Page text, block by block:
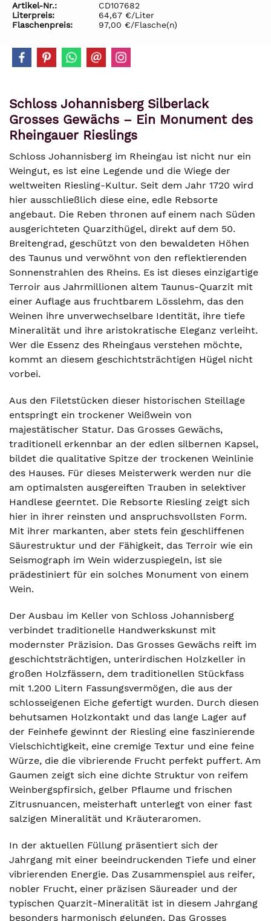
Artikel-Nr.:
CD107682
Literpreis:
64,67 €/Liter
Flaschenpreis:
97,00 €/Flasche(n)
Schloss Johannisberg Silberlack
Grosses Gewächs – Ein Monument des
Rheingauer Rieslings
Schloss Johannisberg im Rheingau ist nicht nur ein
Weingut, es ist eine Legende und die Wiege der
weltweiten Riesling-Kultur. Seit dem Jahr 1720 wird
hier ausschließlich diese eine, edle Rebsorte
angebaut. Die Reben thronen auf einem nach Süden
ausgerichteten Quarzithügel, direkt auf dem 50.
Breitengrad, geschützt von den bewaldeten Höhen
des Taunus und verwöhnt von den reflektierenden
Sonnenstrahlen des Rheins. Es ist dieses einzigartige
Terroir aus Jahrmillionen altem Taunus-Quarzit mit
einer Auflage aus fruchtbarem Lösslehm, das den
Weinen ihre unverwechselbare Identität, ihre tiefe
Mineralität und ihre aristokratische Eleganz verleiht.
Wer die Essenz des Rheingaus verstehen möchte,
kommt an diesem geschichtsträchtigen Hügel nicht
vorbei.
Aus den Filetstücken dieser historischen Steillage
entspringt ein trockener Weißwein von
majestätischer Statur. Das Grosses Gewächs,
traditionell erkennbar an der edlen silbernen Kapsel,
bildet die qualitative Spitze der trockenen Weinlinie
des Hauses. Für dieses Meisterwerk werden nur die
am optimalsten ausgereiften Trauben in selektiver
Handlese geerntet. Die Rebsorte Riesling zeigt sich
hier in ihrer reinsten und anspruchsvollsten Form.
Mit ihrer markanten, aber stets fein geschliffenen
Säurestruktur und der Fähigkeit, das Terroir wie ein
Seismograph im Wein widerzuspiegeln, ist sie
prädestiniert für ein solches Monument von einem
Wein.
Der Ausbau im Keller von Schloss Johannisberg
verbindet traditionelle Handwerkskunst mit
modernster Präzision. Das Grosses Gewächs reift im
geschichtsträchtigen, unterirdischen Holzkeller in
großen Holzfässern, dem traditionellen Stückfass
mit 1.200 Litern Fassungsvermögen, die aus der
schlosseigenen Eiche gefertigt wurden. Durch diesen
behutsamen Holzkontakt und das lange Lager auf
der Feinhefe gewinnt der Riesling eine faszinierende
Vielschichtigkeit, eine cremige Textur und eine feine
Würze, die die vibrierende Frucht perfekt puffert. Am
Gaumen zeigt sich eine dichte Struktur von reifem
Weinbergspfirsich, gelber Pflaume und frischen
Zitrusnuancen, meisterhaft unterlegt von einer fast
salzigen Mineralität und Kräuteraromen.
In der aktuellen Füllung präsentiert sich der
Jahrgang mit einer beeindruckenden Tiefe und einer
vibrierenden Energie. Das Zusammenspiel aus reifer,
nobler Frucht, einer präzisen Säureader und der
typischen Quarzit-Mineralität ist in diesem Jahrgang
besonders harmonisch gelungen. Das Grosses